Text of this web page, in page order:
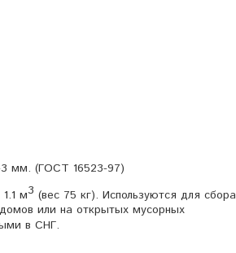
3 мм. (ГОСТ 16523-97)
м3 (вес 75 кг). Используются для сбора
или на открытых мусорных
в СНГ.